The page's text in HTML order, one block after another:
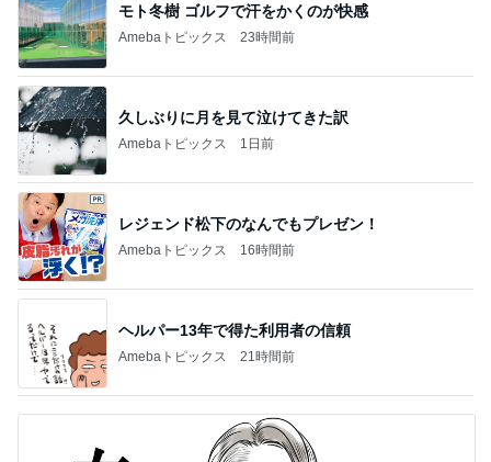
モト冬樹 ゴルフで汗をかくのが快感
Amebaトピックス 23時間前
久しぶりに月を見て泣けてきた訳
Amebaトピックス 1日前
レジェンド松下のなんでもプレゼン！
Amebaトピックス 16時間前
ヘルパー13年で得た利用者の信頼
Amebaトピックス 21時間前